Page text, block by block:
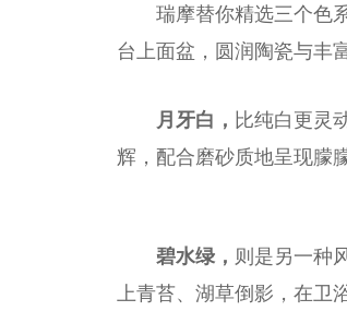
瑞摩替你精选三个色
台 上面盆，圆润陶瓷与丰
月牙白， 比纯白更灵
辉，配合磨砂质地呈现朦
碧水绿， 则是另一种
上青苔、湖草倒影，在卫